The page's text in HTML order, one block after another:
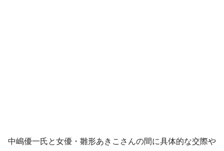
中嶋優一氏と女優・雛形あきこさんの間に具体的な交際や